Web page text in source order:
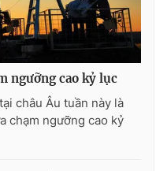
ngưỡng cao kỷ lục
châu Âu tuần này là
chạm ngưỡng cao kỷ